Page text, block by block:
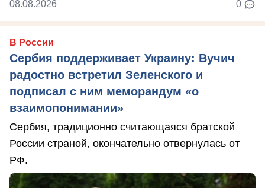
08.08.2026 0
В России
Сербия поддерживает Украину: Вучич
радостно встретил Зеленского и
подписал с ним меморандум «о
взаимопонимании»
Сербия, традиционно считающаяся братской
России страной, окончательно отвернулась от
РФ.